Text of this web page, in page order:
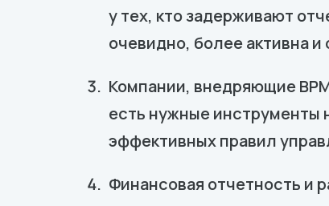
у тех, кто задерживают
очевидно, более активна и
Компании, внедряющие
есть нужные инструменты
эффективных правил
Финансовая отчетность и